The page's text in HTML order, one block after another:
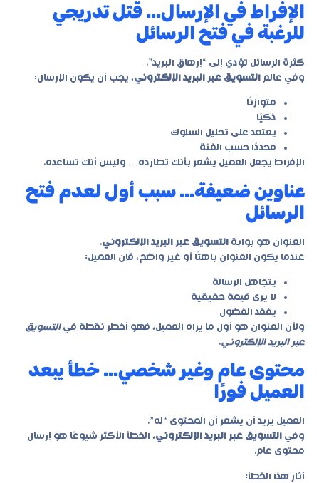
الإفراط في الإرسال… قتل تدريجي
للرغبة في فتح الرسائل
كثرة الرسائل تؤدي إلى “إرهاق البريد”.
وفي عالم التسويق عبر البريد الإلكتروني، يجب أن يكون الإرسال:
متوازنًا
ذكيًا
يعتمد على تحليل السلوك
محددًا حسب الفئة
الإفراط يجعل العميل يشعر بأنك تطارده… وليس أنك تساعده.
عناوين ضعيفة… سبب أول لعدم فتح
الرسائل
العنوان هو بوابة التسويق عبر البريد الإلكتروني.
عندما يكون العنوان باهتًا أو غير واضح، فإن العميل:
يتجاهل الرسالة
لا يرى قيمة حقيقية
يفقد الفضول
ولأن العنوان هو أول ما يراه العميل، فهو أخطر نقطة فيالتسويق
عبر البريد الإلكتروني.
محتوى عام وغير شخصي… خطأ يبعد
العميل فورًا
العميل يريد أن يشعر أن المحتوى “له”.
وفي التسويق عبر البريد الإلكتروني، الخطأ الأكثر شيوعًا هو إرسال
محتوى عام.
آثار هذا الخطأ: